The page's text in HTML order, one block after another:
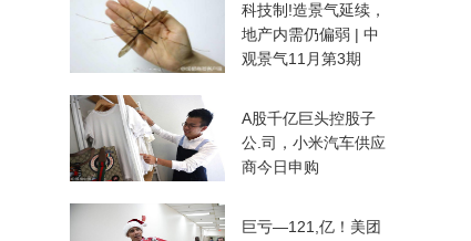
科技制!造景气延续，
地产内需仍偏弱 | 中
观景气11月第3期
A股千亿巨头控股子
公.司，小米汽车供应
商今日申购
巨亏—121,亿！美团